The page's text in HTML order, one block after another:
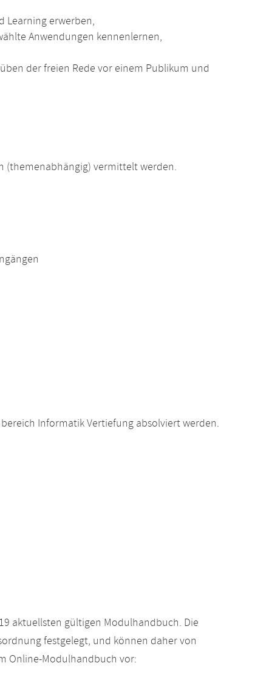
Learning erwerben,
Anwendungen kennenlernen,
der freien Rede vor einem Publikum und
(themenabhängig) vermittelt werden.
Informatik Vertiefung absolviert werden.
aktuellsten gültigen Modulhandbuch. Die
festgelegt, und können daher von
Online-Modulhandbuch vor: